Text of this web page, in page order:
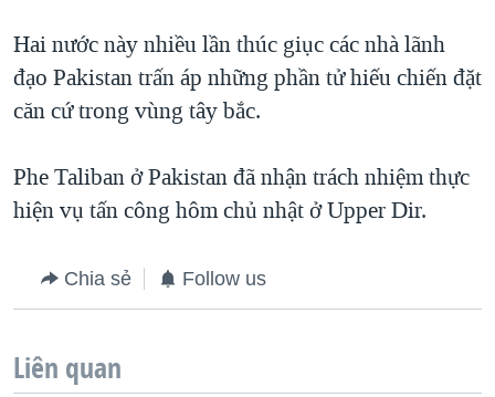
Hai nước này nhiều lần thúc giục các nhà lãnh
đạo Pakistan trấn áp những phần tử hiếu chiến đặt
căn cứ trong vùng tây bắc.
Phe Taliban ở Pakistan đã nhận trách nhiệm thực
hiện vụ tấn công hôm chủ nhật ở Upper Dir.
Chia sẻ Follow us
Liên quan